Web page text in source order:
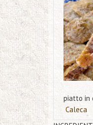
piatto in
Caleca